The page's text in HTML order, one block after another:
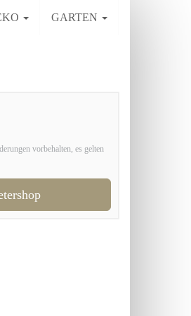
GARTEN
vorbehalten, es gelten